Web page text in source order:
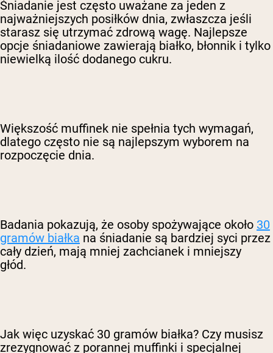
Śniadanie jest często uważane za jeden z
najważniejszych posiłków dnia, zwłaszcza jeśli
starasz się utrzymać zdrową wagę. Najlepsze
opcje śniadaniowe zawierają białko, błonnik i tylko
niewielką ilość dodanego cukru.
Większość muffinek nie spełnia tych wymagań,
dlatego często nie są najlepszym wyborem na
rozpoczęcie dnia.
Badania pokazują, że osoby spożywające około 30
gramów białka na śniadanie są bardziej syci przez
cały dzień, mają mniej zachcianek i mniejszy
głód.
Jak więc uzyskać 30 gramów białka? Czy musisz
zrezygnować z porannej muffinki i specjalnej